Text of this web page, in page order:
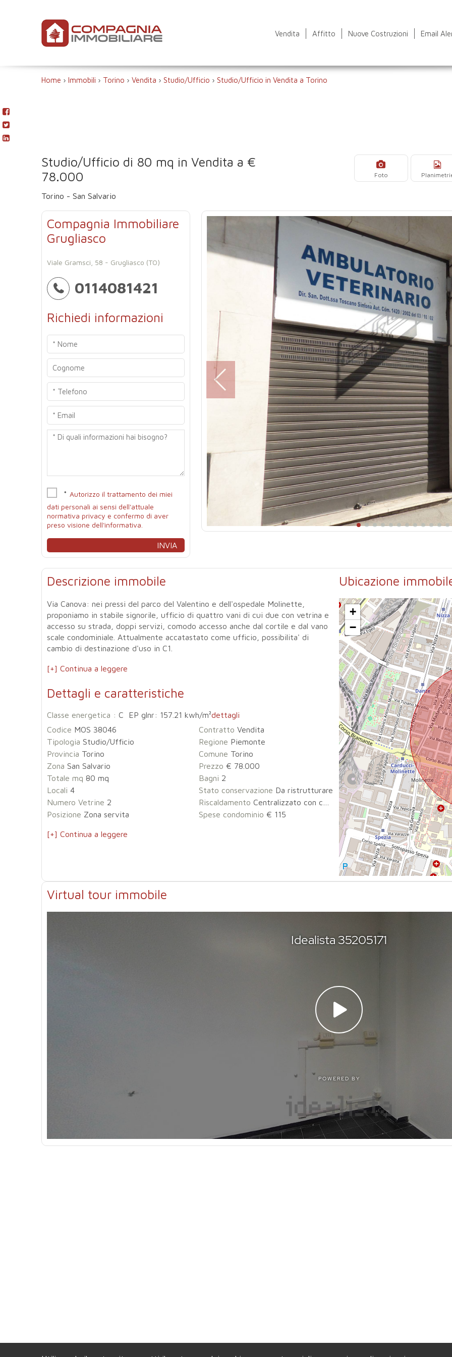
Vendita Affitto Nuove Costruzioni Email
Home › Immobili › Torino › Vendita › Studio/Ufficio › Studio/Ufficio in Vendita a Torino
Studio/Ufficio di 80 mq in Vendita a €
78.000
Torino - San Salvario
Foto
Compagnia Immobiliare
Grugliasco
Viale Gramsci, 58 - Grugliasco (TO)
0114081421
Richiedi informazioni
* Autorizzo il trattamento dei miei
dati personali ai sensi dell'attuale
normativa privacy e confermo di aver
preso visione dell'informativa.
Descrizione immobile
Via Canova: nei pressi del parco del Valentino e dell'ospedale Molinette,
proponiamo in stabile signorile, ufficio di quattro vani di cui due con vetrina e
accesso su strada, doppi servizi, comodo accesso anche dal cortile e dal vano
scale condominiale. Attualmente accatastato come ufficio, possibilita' di
cambio di destinazione d'uso in C1.
[+] Continua a leggere
Dettagli e caratteristiche
Classe energetica : C EP glnr: 157.21 kwh/m²dettagli
Codice MOS 38046 Contratto Vendita
Tipologia Studio/Ufficio Regione Piemonte
Provincia Torino Comune Torino
Zona San Salvario Prezzo € 78.000
Totale mq 80 mq Bagni 2
Locali 4 Stato conservazione Da ristrutturare
Numero Vetrine 2 Riscaldamento Centralizzato con contabilizzatore di calore
Posizione Zona servita Spese condominio € 115
[+] Continua a leggere
Ubicazione
+
−
Virtual tour immobile